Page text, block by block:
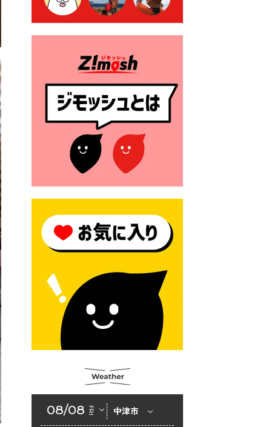
一般開放
（令和８年４月１日施行）
格改定
2026年6月23日 公告一覧（市
内業者対象）を更新しまし
2026年6月23日 （一財）豊前
市佐野・則尾育英会奨学生募
2026年6月18日 セアカゴケグ
モにご注意ください！
ェルターの指定
2026年6月10日 令和８年経済
センサス-活動調査
2026年6月9日 令和８年第３
回定例会「一般質問一覧表」
2026年6月5日 新婚世帯の家
2026年6月2日 戸籍に氏名の
振り仮名が記載されます
08/08 FRI 中津市